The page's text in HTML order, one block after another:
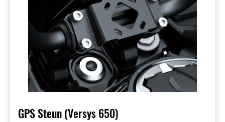
GPS Steun (Versys 650)